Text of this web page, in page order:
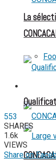
La
553
SHARES
1.6k
VIEWS
Share on